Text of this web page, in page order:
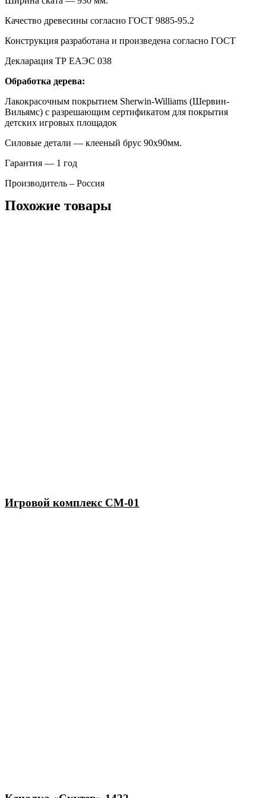
Качество древесины согласно ГОСТ 9885-95.2
Конструкция разработана и произведена согласно ГОСТ
Декларация ТР ЕАЭС 038
Обработка дерева:
Лакокрасочным покрытием Sherwin-Williams (Шервин-
Вильямс) с разрешающим сертификатом для покрытия
детских игровых площадок
Силовые детали — клееный брус 90х90мм.
Гарантия — 1 год
Производитель – Россия
Похожие товары
Игровой комплекс СМ-01